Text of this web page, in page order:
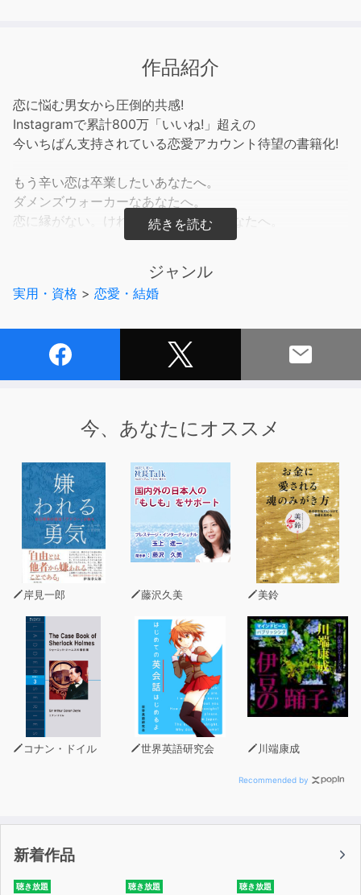
作品紹介
恋に悩む男女から圧倒的共感!
Instagramで累計800万「いいね!」超えの
今いちばん支持されている恋愛アカウント待望の書籍化!
もう辛い恋は卒業したいあなたへ。
ダメンズウォーカーなあなたへ。
恋に縁がない。けれど諦めきれないあなたへ。
恋愛のさまざまな悩みに対して、時に優しく、時に厳しく
幸せを掴み取るためのアドバイスをおくります。
第1章私の王子様、どこにいるの?
第2章辛い恋を乗り越えて、幸せな恋がしたい
大好きだった人を忘れられません。失恋から立ち直る方法
を教えてください。/恋人と別れたいです。正しい別れ方
ってあるの?
第3章不安で切ない片思い
彼と付き合いたい!でも、今の友達関係が崩れるのが怖く
いの恋ってうまくいくの?
第4章付き合ったら、幸せだけが待っていると思っていた
すぐにセックスしたら軽く見られそうで不安。何回目のデ
ートで体を許すべき?/なかなか休みが合わなくて彼と会え
ません。でも「会いたい」って言うのは、いつも私ばか
り……。彼は私より仕事が大事みたいです。我慢して応援
くなった。結婚って何をきっかけにするの?/彼からプロポ
ーズしてほしい!男性はどんな時にプロポーズを考える?
ジャンル
実用・資格 > 恋愛・結婚
今、あなたにオススメ
岸見一郎 藤沢久美 美鈴
コナン・ドイル 世界英語研究会 川端康成
Recommended by
新着作品
聴き放題 聴き放題 聴き放題